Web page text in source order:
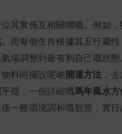
位其實係互相關聯嘅。例如，
。而每個生肖根據其五行屬
場調整到最有利自己嘅狀
料同擺設呢啲開運方法 ，
平穩，一份詳細嘅馬年風水
一種環境調和嘅智慧，實